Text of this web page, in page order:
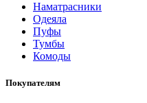
Наматрасники
Одеяла
Пуфы
Тумбы
Комоды
Покупателям